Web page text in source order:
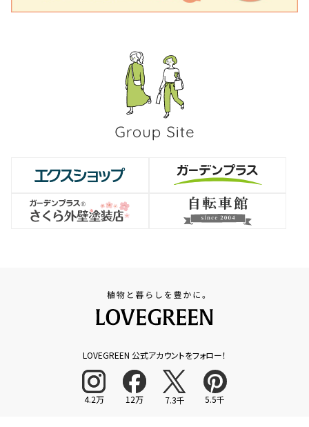
LOVEGREEN 公式アカウントをフォロー！
4.2万 12万 7.3千 5.5千